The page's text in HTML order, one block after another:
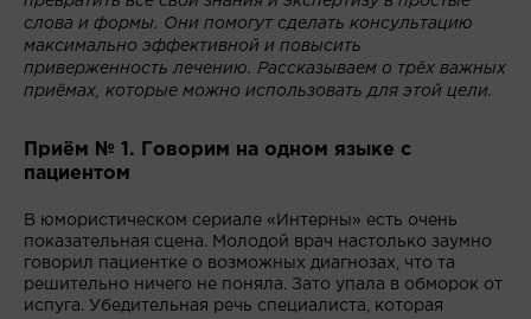
слова и формы. Они помогут сделать консультацию
максимально эффективной и повысить
приверженность лечению. Рассказываем о трёх важных
приёмах, которые можно использовать для этой цели.
Приём № 1. Говорим на одном языке с
пациентом
В юмористическом сериале «Интерны» есть очень
показательная сцена. Молодой врач настолько заумно
говорил пациентке о возможных диагнозах, что та
решительно ничего не поняла. Зато упала в обморок от
испуга. Убедительная речь специалиста, которая